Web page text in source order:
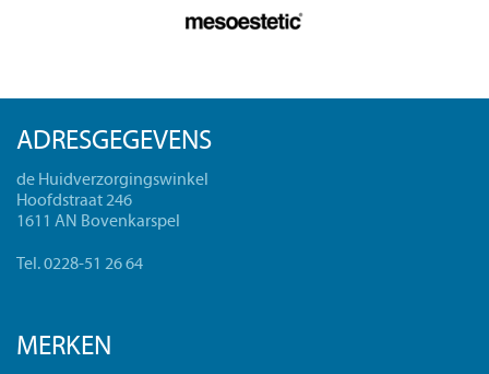
ADRESGEGEVENS
de Huidverzorgingswinkel
Hoofdstraat 246
1611 AN Bovenkarspel
Tel. 0228-51 26 64
MERKEN